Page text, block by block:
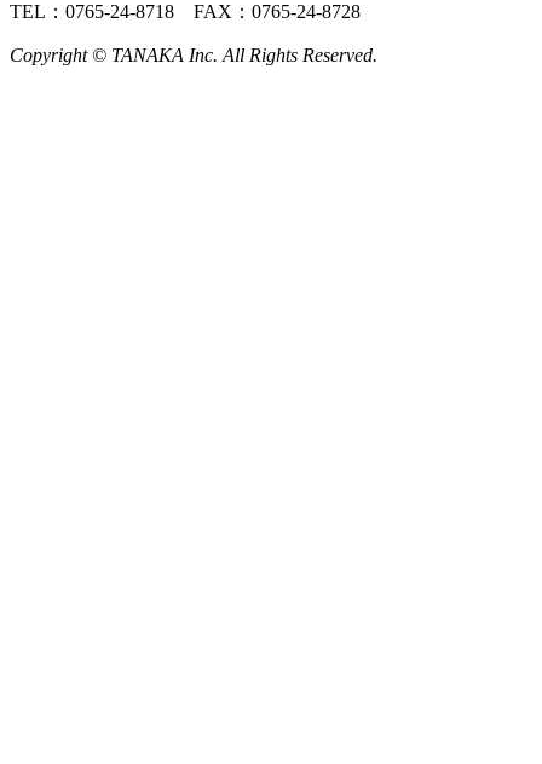
TEL：0765-24-8718 FAX：0765-24-8728
Copyright © TANAKA Inc. All Rights Reserved.